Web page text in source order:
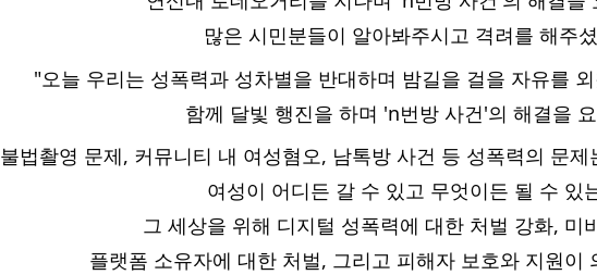
많은 시민분들이 알아봐주시고 격려를 해주
"오늘 우리는 성폭력과 성차별을 반대하며 밤길을 걸을 자유를
함께 달빛 행진을 하며 'n번방 사건'의 해결을
불법촬영 문제, 커뮤니티 내 여성혐오, 남톡방 사건 등 성폭력의 문
여성이 어디든 갈 수 있고 무엇이든 될 수 있
그 세상을 위해 디지털 성폭력에 대한 처벌 강화, 미
플랫폼 소유자에 대한 처벌, 그리고 피해자 보호와 지원이